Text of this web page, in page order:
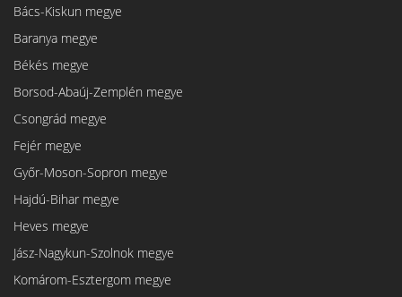
Bács-Kiskun megye
Baranya megye
Békés megye
Borsod-Abaúj-Zemplén megye
Csongrád megye
Fejér megye
Győr-Moson-Sopron megye
Hajdú-Bihar megye
Heves megye
Jász-Nagykun-Szolnok megye
Komárom-Esztergom megye